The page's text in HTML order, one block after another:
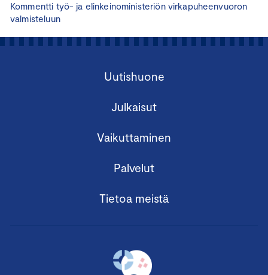
Kommentti työ- ja elinkeinoministeriön virkapuheenvuoron
valmisteluun
Uutishuone
Julkaisut
Vaikuttaminen
Palvelut
Tietoa meistä